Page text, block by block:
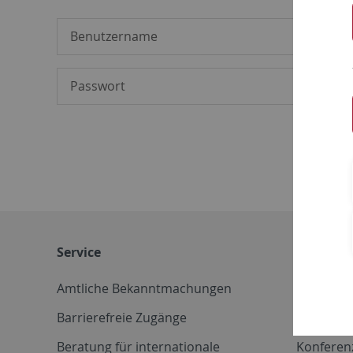
Service
Amtliche Bekanntmachungen
Barrierefreie Zugänge
Beratung für internationale